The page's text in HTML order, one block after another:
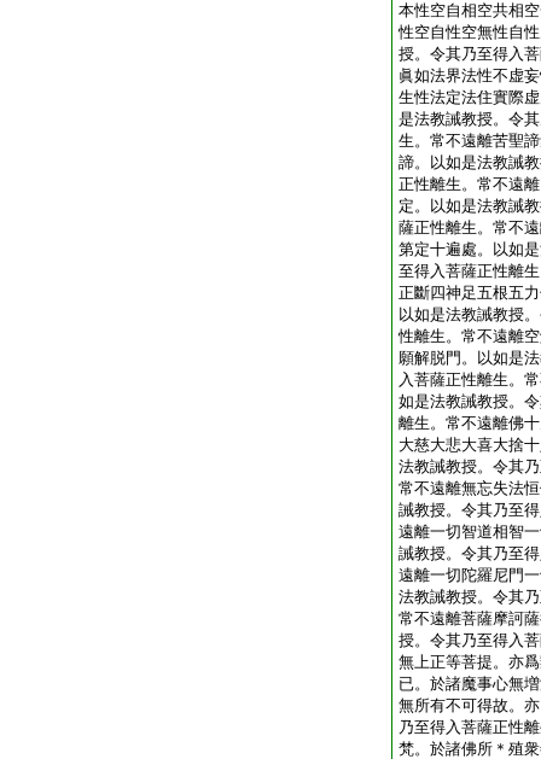
本性空自相空共相
性空自性空無性自
授。令其乃至得入
眞如法界法性不虚
生性法定法住實際
是法教誡教授。令
生。常不遠離苦聖
諦。以如是法教誡
正性離生。常不遠
定。以如是法教誡
薩正性離生。常不
第定十遍處。以如
至得入菩薩正性離
正斷四神足五根五
以如是法教誡教授
性離生。常不遠離
願解脱門。以如是
入菩薩正性離生。
如是法教誡教授。
離生。常不遠離佛
大慈大悲大喜大捨
法教誡教授。令其
常不遠離無忘失法
誡教授。令其乃至
遠離一切智道相智
誡教授。令其乃至
遠離一切陀羅尼門
法教誡教授。令其
常不遠離菩薩摩訶
授。令其乃至得入
無上正等菩提。亦
已。於諸魔事心無
無所有不可得故。
乃至得入菩薩正性
梵。於諸佛所＊殖